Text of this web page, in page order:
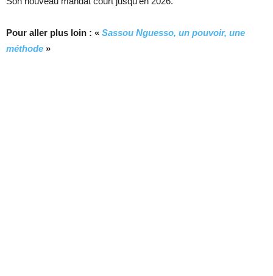
Pour aller plus loin : « Sassou Nguesso, un pouvoir, une
méthode »